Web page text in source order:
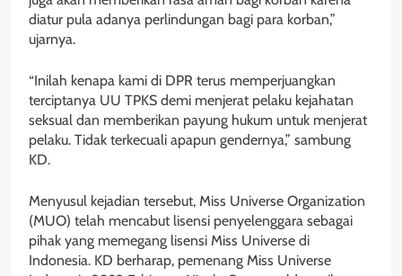
diatur pula adanya perlindungan bagi para korban,”
ujarnya.
“Inilah kenapa kami di DPR terus memperjuangkan
terciptanya UU TPKS demi menjerat pelaku kejahatan
seksual dan memberikan payung hukum untuk menjerat
pelaku. Tidak terkecuali apapun gendernya,” sambung
KD.
Menyusul kejadian tersebut, Miss Universe Organization
(MUO) telah mencabut lisensi penyelenggara sebagai
pihak yang memegang lisensi Miss Universe di
Indonesia. KD berharap, pemenang Miss Universe